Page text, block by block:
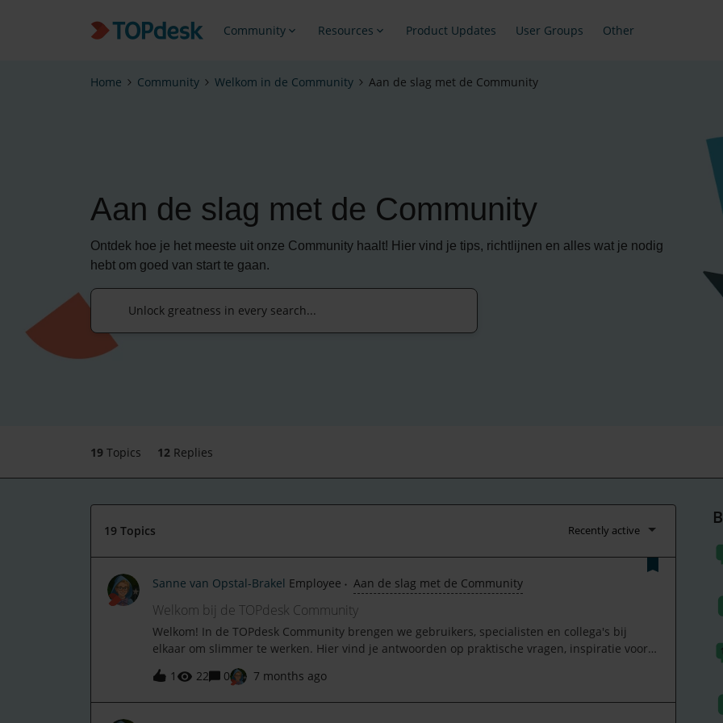
Community Resources Product Updates User Groups Other
Home Community Welkom in de Community Aan de slag met de Community
Aan de slag met de Community
Ontdek hoe je het meeste uit onze Community haalt! Hier vind je tips, richtlijnen en alles wat je nodig
hebt om goed van start te gaan.
19 Topics 12 Replies
19 Topics Recently active
Sanne van Opstal-Brakel Employee Aan de slag met de Community
Welkom bij de TOPdesk Community
Welkom! In de TOPdesk Community brengen we gebruikers, specialisten en collega's bij
elkaar om slimmer te werken. Hier vind je antwoorden op praktische vragen, inspiratie voor
nieuwe werkwijzen en een podium om successen te delen. Samen leren we sneller en
voorkom je dat iedereen telkens het wiel opnieuw uitvindt.Wat je hier kunt doen:• Vragen
stellen en hulp krijgen van peers en TOPdesk-experts.• Best practices delen en feedback
1 22 0 7 months ago